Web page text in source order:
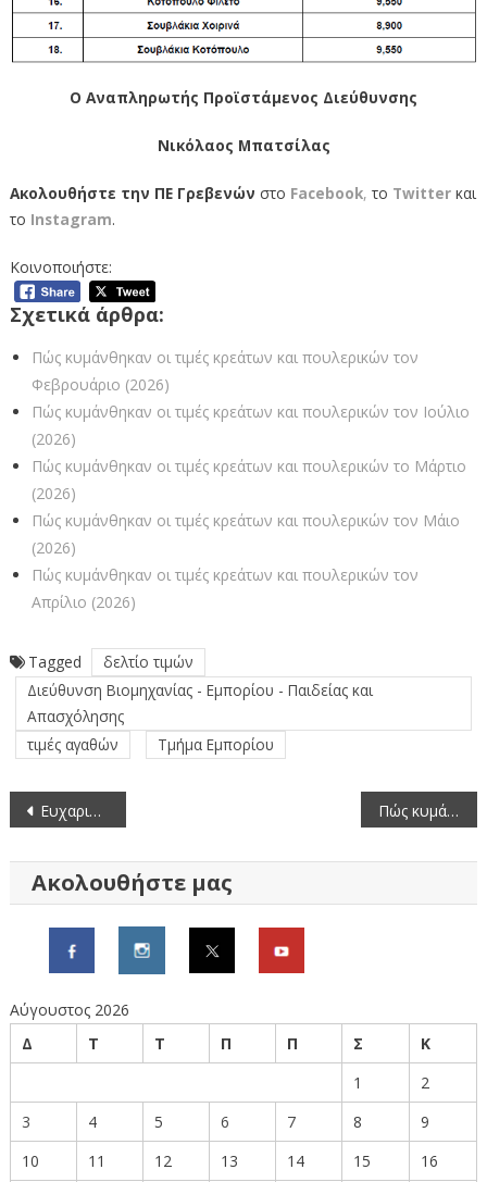
Ο Αναπληρωτής Προϊστάμενος Διεύθυνσης
Νικόλαος Μπατσίλας
Ακολουθήστε την ΠΕ Γρεβενών στο Facebook, το Twitterκαι
το Instagram.
Κοινοποιήστε:
Σχετικά άρθρα:
Πώς κυμάνθηκαν οι τιμές κρεάτων και πουλερικών τον
Φεβρουάριο (2026)
Πώς κυμάνθηκαν οι τιμές κρεάτων και πουλερικών τον Ιούλιο
(2026)
Πώς κυμάνθηκαν οι τιμές κρεάτων και πουλερικών το Μάρτιο
(2026)
Πώς κυμάνθηκαν οι τιμές κρεάτων και πουλερικών τον Μάιο
(2026)
Πώς κυμάνθηκαν οι τιμές κρεάτων και πουλερικών τον
Απρίλιο (2026)
Tagged
δελτίο τιμών
Διεύθυνση Βιομηχανίας - Εμπορίου - Παιδείας και
Απασχόλησης
τιμές αγαθών
Τμήμα Εμπορίου
Πλοήγηση
Ευχαριστίες για την παρέλαση της 28ης Οκτωβρίου 2024 Πώς κυμάνθηκαν οι τιμές κατεψυγμένων προϊόντων τον Οκτώβριο (2024)
Ακολουθήστε μας
Αύγουστος 2026
Δ
Τ Τ Π Π Σ
Κ
1
2
3
4 5 6 7 8
9
10
11 12 13 14 15
16